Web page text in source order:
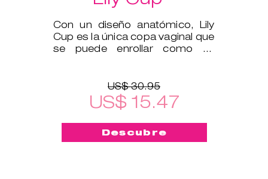
Con un diseño anatómico, Lily
Cup es la única copa vaginal que
se puede enrollar como un
US$ 30.95
US$ 15.47
Descubre